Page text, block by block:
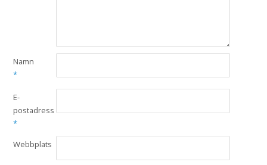
Namn
*
E-
postadress
*
Webbplats